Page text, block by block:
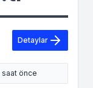
Detaylar
saat önce